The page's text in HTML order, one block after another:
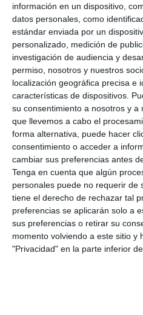
información en un dispositivo,
datos personales, como
estándar enviada por un
personalizado, medición de
investigación de audiencia y
permiso, nosotros y nuestros
localización geográfica precisa e
características de dispositivos.
su consentimiento a nosotros y a
que llevemos a cabo el
forma alternativa, puede hacer
consentimiento o acceder a
cambiar sus preferencias antes
Tenga en cuenta que algún
personales puede no requerir de
tiene el derecho de rechazar tal
preferencias se aplicarán solo a
sus preferencias o retirar su
momento volviendo a este sitio y
"Privacidad" en la parte inferior